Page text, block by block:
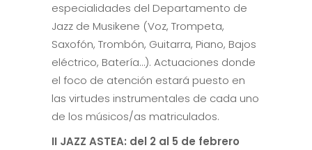
especialidades del Departamento de
Jazz de Musikene (Voz, Trompeta,
Saxofón, Trombón, Guitarra, Piano, Bajos
eléctrico, Batería…). Actuaciones donde
el foco de atención estará puesto en
las virtudes instrumentales de cada uno
de los músicos/as matriculados.
II JAZZ ASTEA: del 2 al 5 de febrero